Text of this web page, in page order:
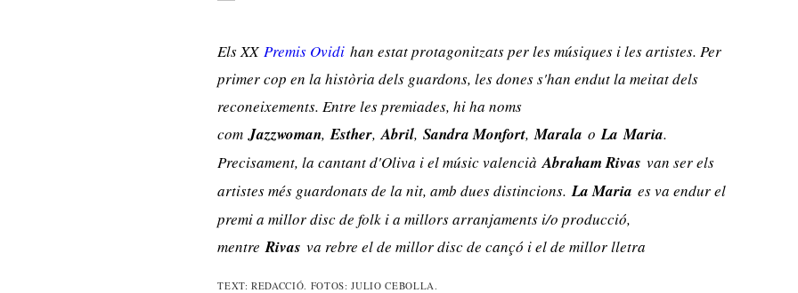
Els XXPremis Ovidi han estat protagonitzats per les músiques i les artistes. Per
primer cop en la història dels guardons, les dones s'han endut la meitat dels
reconeixements. Entre les premiades, hi ha noms
comJazzwoman,Esther,Abril,Sandra Monfort,MaralaoLa Maria.
Precisament, la cantant d'Oliva i el músic valenciàAbraham Rivas van ser els
artistes més guardonats de la nit, amb dues distincions.La Maria es va endur el
premi a millor disc de folk i a millors arranjaments i/o producció,
mentreRivas va rebre el de millor disc de cançó i el de millor lletra
TEXT: REDACCIÓ. FOTOS: JULIO CEBOLLA.